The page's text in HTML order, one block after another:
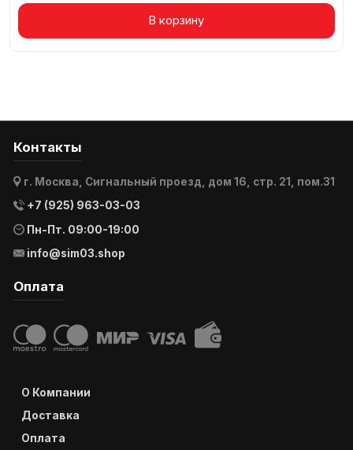
Товар в корзине
В корзину
Контакты
г. Москва, Сигнальный проезд, дом 16, стр. 21, пом.31
+7 (925) 963-03-03
Пн-Пт. 09:00-19:00
info@sim03.shop
Оплата
О Компании
Доставка
Оплата